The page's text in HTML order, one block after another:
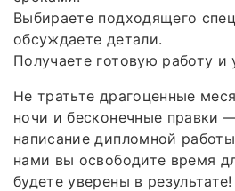
Выбираете подходящего
обсуждаете детали.
Получаете готовую работу и
Не тратьте драгоценные
ночи и бесконечные правки
написание дипломной
нами вы освободите время
будете уверены в результате!